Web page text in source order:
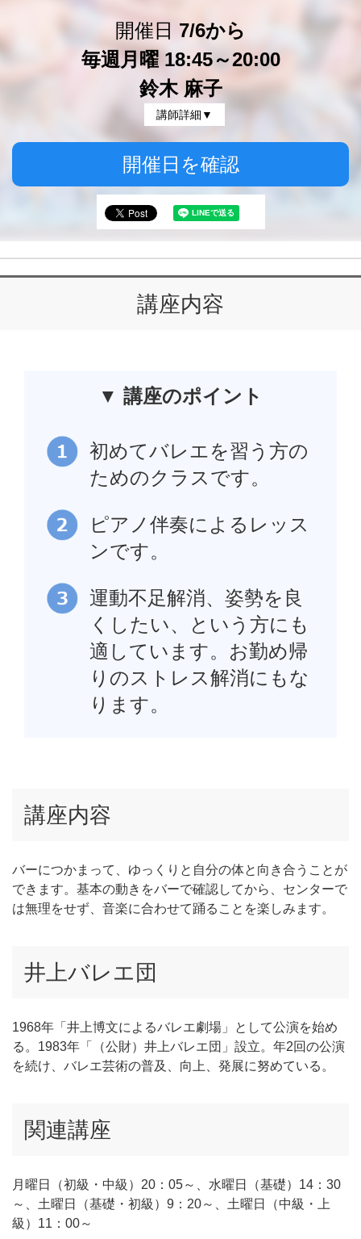
開催日 7/6から
毎週月曜 18:45～20:00
鈴木 麻子
講師詳細▼
開催日を確認
講座内容
▼ 講座のポイント
初めてバレエを習う方の
ためのクラスです。
ピアノ伴奏によるレッス
ンです。
運動不足解消、姿勢を良
くしたい、という方にも
適しています。お勤め帰
りのストレス解消にもな
ります。
講座内容
バーにつかまって、ゆっくりと自分の体と向き合うことが
できます。基本の動きをバーで確認してから、センターで
は無理をせず、音楽に合わせて踊ることを楽しみます。
井上バレエ団
1968年「井上博文によるバレエ劇場」として公演を始め
る。1983年「（公財）井上バレエ団」設立。年2回の公演
を続け、バレエ芸術の普及、向上、発展に努めている。
関連講座
月曜日（初級・中級）20：05～、水曜日（基礎）14：30
～、土曜日（基礎・初級）9：20～、土曜日（中級・上
級）11：00～